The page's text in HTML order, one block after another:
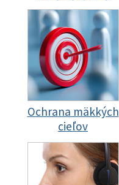
Ochrana mäkkých
cieľov